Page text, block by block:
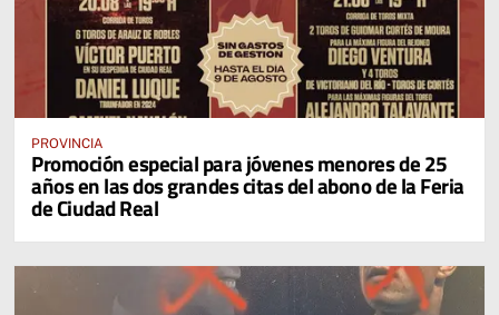
PROVINCIA
Promoción especial para jóvenes menores de 25
años en las dos grandes citas del abono de la Feria
de Ciudad Real